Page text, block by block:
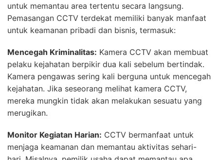
untuk memantau area tertentu secara langsung.
Pemasangan CCTV terdekat memiliki banyak manfaat
untuk keamanan pribadi dan bisnis, termasuk:
Mencegah Kriminalitas: Kamera CCTV akan membuat
pelaku kejahatan berpikir dua kali sebelum bertindak.
Kamera pengawas sering kali berguna untuk mencegah
kejahatan. Jika seseorang melihat kamera CCTV,
mereka mungkin tidak akan melakukan sesuatu yang
merugikan.
Monitor Kegiatan Harian: CCTV bermanfaat untuk
menjaga keamanan dan memantau aktivitas sehari-